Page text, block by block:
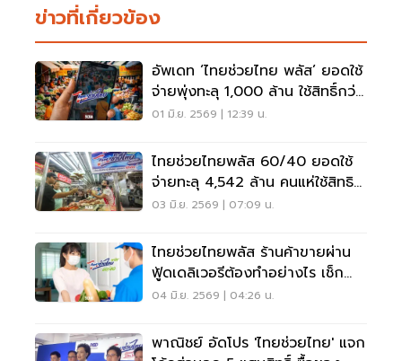
ข่าวที่เกี่ยวข้อง
อัพเดท ‘ไทยช่วยไทย พลัส’ ยอดใช้
จ่ายพุ่งทะลุ 1,000 ล้าน ใช้สิทธิ์กว่า
5 ล้านคน
01 มิ.ย. 2569 | 12:39 น.
ไทยช่วยไทยพลัส 60/40 ยอดใช้
จ่ายทะลุ 4,542 ล้าน คนแห่ใช้สิทธิ
กว่า 14.4 ล้านราย
03 มิ.ย. 2569 | 07:09 น.
ไทยช่วยไทยพลัส ร้านค้าขายผ่าน
ฟู้ดเดลิเวอรีต้องทำอย่างไร เช็ก
เงื่อนไขที่นี่
04 มิ.ย. 2569 | 04:26 น.
พาณิชย์ อัดโปร 'ไทยช่วยไทย' แจก